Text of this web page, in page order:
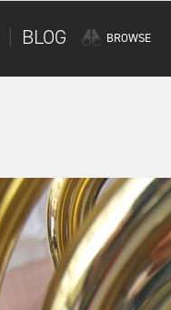
BLOG BROWSE